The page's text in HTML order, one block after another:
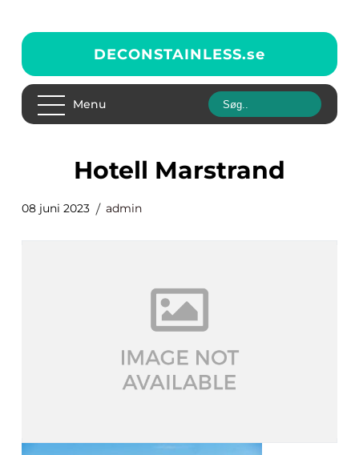
DECONSTAINLESS.se
Menu
Hotell Marstrand
08 juni 2023 admin